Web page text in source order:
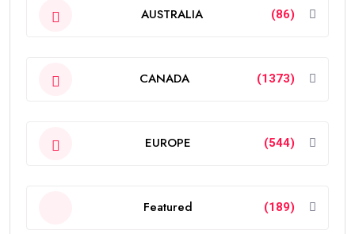
AUSTRALIA (86)
CANADA (1373)
EUROPE (544)
Featured (189)